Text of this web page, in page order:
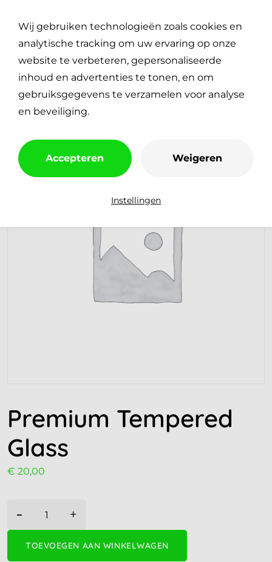
€0,00Plan je reparatie
Premium Tempered
Glass
€ 20,00
- +
TOEVOEGEN AAN WINKELWAGEN
Wij gebruiken technologieën zoals cookies en
analytische tracking om uw ervaring op onze
website te verbeteren, gepersonaliseerde
inhoud en advertenties te tonen, en om
gebruiksgegevens te verzamelen voor analyse
en beveiliging.
Accepteren Weigeren
Instellingen